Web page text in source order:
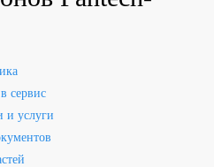
сервис
и услуги